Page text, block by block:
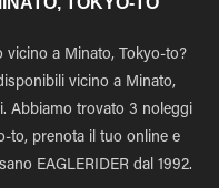
vicino a Minato, Tokyo-to?
vicino a Minato,
Abbiamo trovato 3 noleggi
to, prenota il tuo online e
EAGLERIDER dal 1992.